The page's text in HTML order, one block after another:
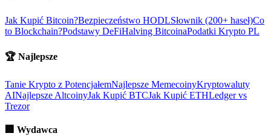
Jak Kupić Bitcoin?Bezpieczeństwo HODLSłownik (200+ haseł)Co
to Blockchain?Podstawy DeFiHalving BitcoinaPodatki Krypto PL
🏆 Najlepsze
Tanie Krypto z PotencjałemNajlepsze MemecoinyKryptowaluty
AINajlepsze AltcoinyJak Kupić BTCJak Kupić ETHLedger vs
Trezor
🏢 Wydawca